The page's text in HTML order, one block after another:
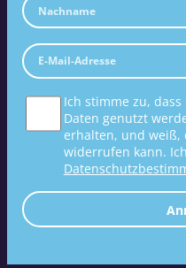
Ich stimme zu,
Daten genutzt
erhalten, und weiß,
widerrufen kann.